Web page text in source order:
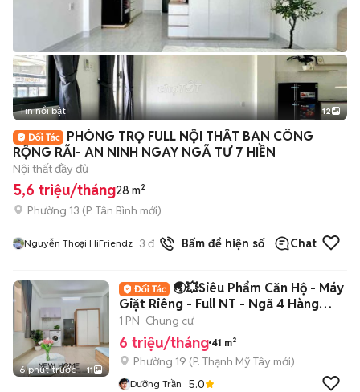
+2
Tin nổi bật 12
PHÒNG TRỌ FULL NỘI THẤT BAN CÔNG
RỘNG RÃI- AN NINH NGAY NGÃ TƯ 7 HIỀN
Nội thất đầy đủ
5,6 triệu/tháng28 m²
Phường 13 (P. Tân Bình mới)
Nguyễn Thoại HiFriendz 3 đã bánBấm để hiện số Chat
6 phút trước 11
🌏💥Siêu Phẩm Căn Hộ - Máy
Giặt Riêng - Full NT - Ngã 4 Hàng
Xanh Q.BT
1 PN Chung cư
6 triệu/tháng 41 m²
Phường 19 (P. Thạnh Mỹ Tây mới)
Dưỡng Trần 5.0